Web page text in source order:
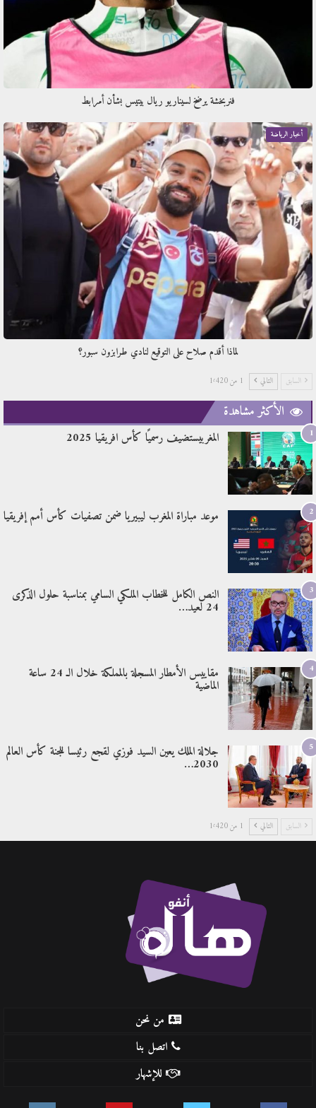
فنربخشة يرضخ لسيناريو ريال بيتيس بشأن أمرابط
أخبار الرياضة
لماذا أقدم صلاح على التوقيع لنادي طرابزون سبور؟
السابق التالي 1 من 1٬420
الأكثر مشاهدة
1 المغربيستضيف رسميًا كأس افريقيا 2025
2 موعد مباراة المغرب ليبيريا ضمن تصفيات كأس أمم إفريقيا
3 النص الكامل للخطاب الملكي السامي بمناسبة حلول الذكرى
24 لعيد…
4 مقاييس الأمطار المسجلة بالمملكة خلال الـ 24 ساعة
الماضية
5 جلالة الملك يعين السيد فوزي لقجع رئيسا للجنة كأس العالم
2030…
السابق التالي 1 من 1٬420
من نحن
اتصل بنا
للإشهار